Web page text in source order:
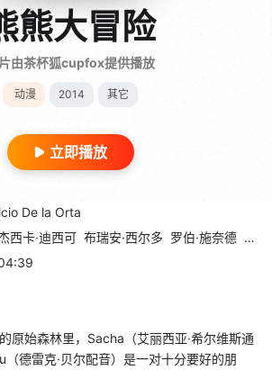
熊大冒险
由茶杯狐cupfox提供播放
动漫 2014 其它
立即播放
De la Orta
西卡·迪西可 布瑞安·西尔多 罗伯·施奈德 迈克
始森林里，Sacha（艾丽西亚·希尔维斯通
（德雷克·贝尔配音）是一对十分要好的朋